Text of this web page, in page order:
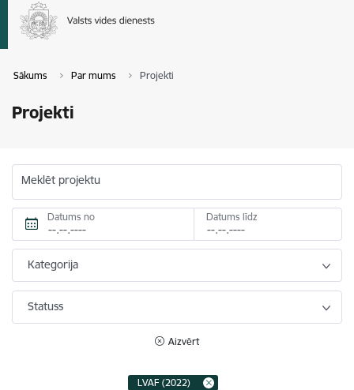
Sākums Par mums Projekti
Projekti
Meklēt projektu
Datums no Datums līdz
Kategorija
Statuss
Aizvērt
LVAF (2022)